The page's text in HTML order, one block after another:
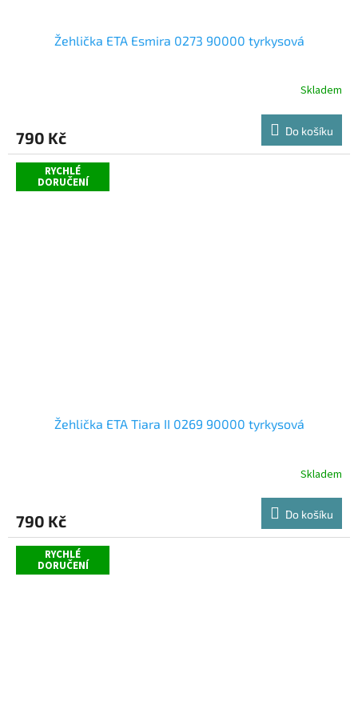
Žehlička ETA Esmira 0273 90000 tyrkysová
Skladem
790 Kč Do košíku
RYCHLÉ
DORUČENÍ
Žehlička ETA Tiara II 0269 90000 tyrkysová
Skladem
790 Kč Do košíku
RYCHLÉ
DORUČENÍ